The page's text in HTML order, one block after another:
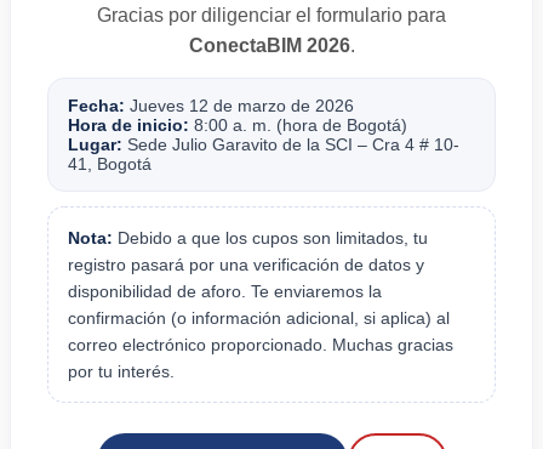
Gracias por diligenciar el formulario para
ConectaBIM 2026.
Fecha: Jueves 12 de marzo de 2026
Hora de inicio: 8:00 a. m. (hora de Bogotá)
Lugar: Sede Julio Garavito de la SCI – Cra 4 # 10-
41, Bogotá
Nota: Debido a que los cupos son limitados, tu
registro pasará por una verificación de datos y
disponibilidad de aforo. Te enviaremos la
confirmación (o información adicional, si aplica) al
correo electrónico proporcionado. Muchas gracias
por tu interés.